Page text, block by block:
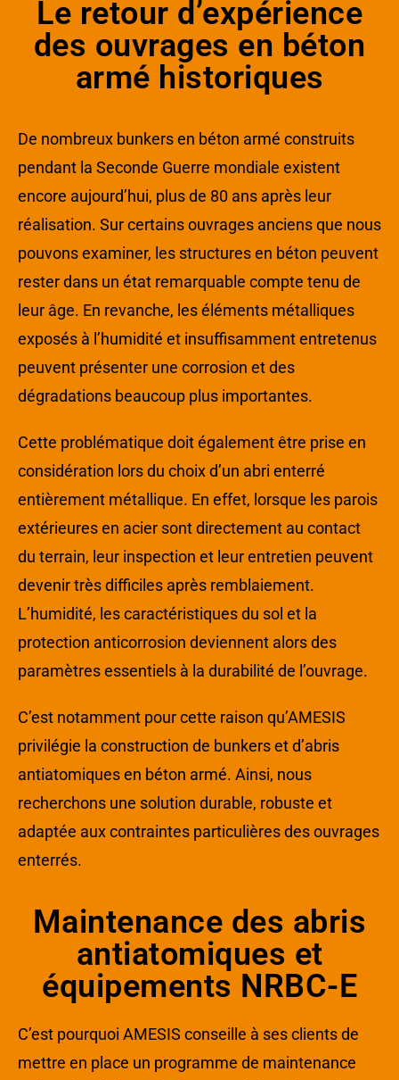
Le retour d’expérience
des ouvrages en béton
armé historiques
De nombreux bunkers en béton armé construits
pendant la Seconde Guerre mondiale existent
encore aujourd’hui, plus de 80 ans après leur
réalisation. Sur certains ouvrages anciens que nous
pouvons examiner, les structures en béton peuvent
rester dans un état remarquable compte tenu de
leur âge. En revanche, les éléments métalliques
exposés à l’humidité et insuffisamment entretenus
peuvent présenter une corrosion et des
dégradations beaucoup plus importantes.
Cette problématique doit également être prise en
considération lors du choix d’un abri enterré
entièrement métallique. En effet, lorsque les parois
extérieures en acier sont directement au contact
du terrain, leur inspection et leur entretien peuvent
devenir très difficiles après remblaiement.
L’humidité, les caractéristiques du sol et la
protection anticorrosion deviennent alors des
paramètres essentiels à la durabilité de l’ouvrage.
C’est notamment pour cette raison qu’AMESIS
privilégie la construction de bunkers et d’abris
antiatomiques en béton armé. Ainsi, nous
recherchons une solution durable, robuste et
adaptée aux contraintes particulières des ouvrages
enterrés.
Maintenance des abris
antiatomiques et
équipements NRBC-E
C’est pourquoi AMESIS conseille à ses clients de
mettre en place un programme de maintenance